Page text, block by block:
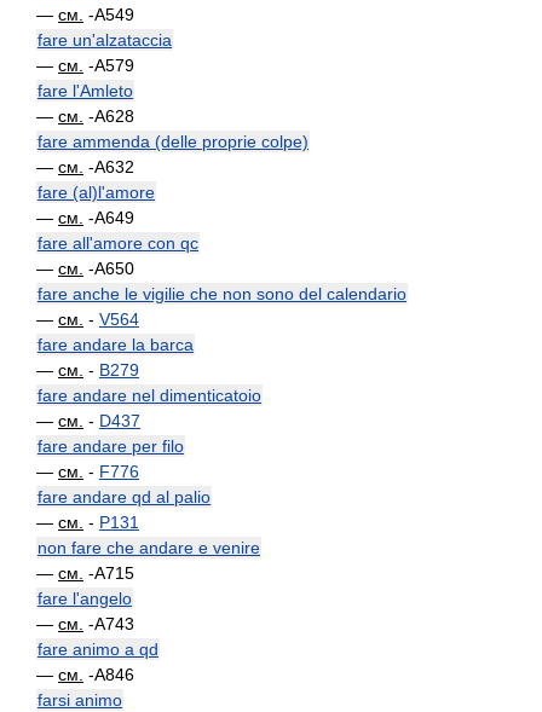
— см. -A549
fare un'alzataccia
— см. -A579
fare l'Amleto
— см. -A628
fare ammenda (delle proprie colpe)
— см. -A632
fare (al)l'amore
— см. -A649
fare all'amore con qc
— см. -A650
fare anche le vigilie che non sono del calendario
— см. - V564
fare andare la barca
— см. - B279
fare andare nel dimenticatoio
— см. - D437
fare andare per filo
— см. - F776
fare andare qd al palio
— см. - P131
non fare che andare e venire
— см. -A715
fare l'angelo
— см. -A743
fare animo a qd
— см. -A846
farsi animo